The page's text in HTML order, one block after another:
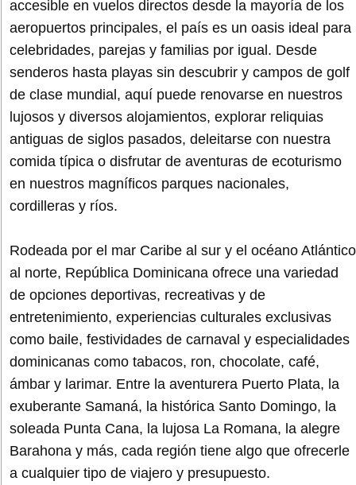
accesible en vuelos directos desde la mayoría de los
aeropuertos principales, el país es un oasis ideal para
celebridades, parejas y familias por igual. Desde
senderos hasta playas sin descubrir y campos de golf
de clase mundial, aquí puede renovarse en nuestros
lujosos y diversos alojamientos, explorar reliquias
antiguas de siglos pasados, deleitarse con nuestra
comida típica o disfrutar de aventuras de ecoturismo
en nuestros magníficos parques nacionales,
cordilleras y ríos.
Rodeada por el mar Caribe al sur y el océano Atlántico
al norte, República Dominicana ofrece una variedad
de opciones deportivas, recreativas y de
entretenimiento, experiencias culturales exclusivas
como baile, festividades de carnaval y especialidades
dominicanas como tabacos, ron, chocolate, café,
ámbar y larimar. Entre la aventurera Puerto Plata, la
exuberante Samaná, la histórica Santo Domingo, la
soleada Punta Cana, la lujosa La Romana, la alegre
Barahona y más, cada región tiene algo que ofrecerle
a cualquier tipo de viajero y presupuesto.